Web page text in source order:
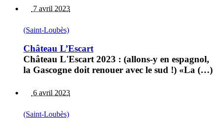
7 avril 2023
(Saint-Loubès)
Château L’Escart
Château L'Escart 2023 : (allons-y en espagnol,
la Gascogne doit renouer avec le sud !) «La (…)
6 avril 2023
(Saint-Loubès)